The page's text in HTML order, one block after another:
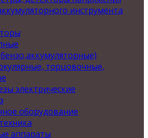
инструмента
торцовочные,
электрические
оборудование
аппараты